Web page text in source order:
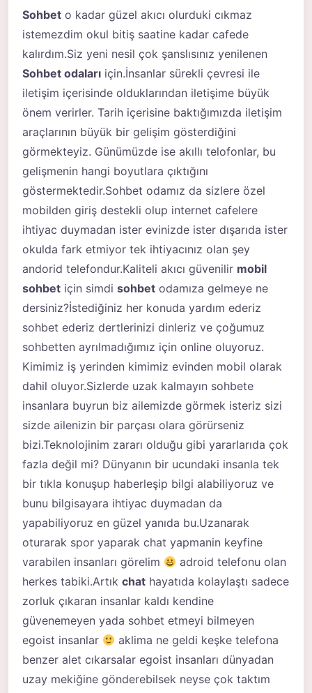
Sohbet o kadar güzel akıcı olurduki cıkmaz
istemezdim okul bitiş saatine kadar cafede
kalırdım.Siz yeni nesil çok şanslısınız yenilenen
Sohbet odaları için.İnsanlar sürekli çevresi ile
iletişim içerisinde olduklarından iletişime büyük
önem verirler. Tarih içerisine baktığımızda iletişim
araçlarının büyük bir gelişim gösterdiğini
görmekteyiz. Günümüzde ise akıllı telofonlar, bu
gelişmenin hangi boyutlara çıktığını
göstermektedir.Sohbet odamız da sizlere özel
mobilden giriş destekli olup internet cafelere
ihtiyac duymadan ister evinizde ister dışarıda ister
okulda fark etmiyor tek ihtiyacınız olan şey
andorid telefondur.Kaliteli akıcı güvenilir mobil
sohbet için simdi sohbet odamıza gelmeye ne
dersiniz?İstediğiniz her konuda yardım ederiz
sohbet ederiz dertlerinizi dinleriz ve çoğumuz
sohbetten ayrılmadığımız için online oluyoruz.
Kimimiz iş yerinden kimimiz evinden mobil olarak
dahil oluyor.Sizlerde uzak kalmayın sohbete
insanlara buyrun biz ailemizde görmek isteriz sizi
sizde ailenizin bir parçası olara görürseniz
bizi.Teknolojinim zararı olduğu gibi yararlarıda çok
fazla değil mi? Dünyanın bir ucundaki insanla tek
bir tıkla konuşup haberleşip bilgi alabiliyoruz ve
bunu bilgisayara ihtiyac duymadan da
yapabiliyoruz en güzel yanıda bu.Uzanarak
oturarak spor yaparak chat yapmanin keyfine
varabilen insanları görelim
adroid telefonu olan
herkes tabiki.Artık chat hayatıda kolaylaştı sadece
zorluk çıkaran insanlar kaldı kendine
güvenemeyen yada sohbet etmeyi bilmeyen
egoist insanlar
aklima ne geldi keşke telefona
benzer alet cıkarsalar egoist insanları dünyadan
uzay mekiğine gönderebilsek neyse çok taktım